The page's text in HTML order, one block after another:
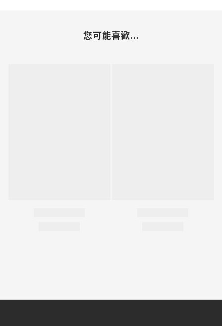
您可能喜歡...